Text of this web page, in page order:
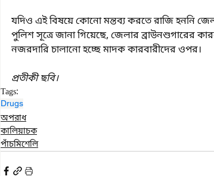
যদিও এই বিষয়ে কোনো মন্তব্য করতে রাজি হননি
পুলিশ সূত্রে জানা গিয়েছে, জেলার ব্রাউনশুগারের
নজরদারি চালানো হচ্ছে মাদক কারবারীদের ওপর।
প্রতীকী ছবি।
Tags:
Drugs
অপরাধ
কালিয়াচক
পাঁচমিশেলি